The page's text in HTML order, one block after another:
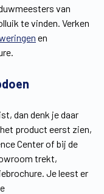
op maat
van
te vinden. Verken
en
dan denk je daar
product eerst zien,
Center of bij de
trekt,
Je leest er